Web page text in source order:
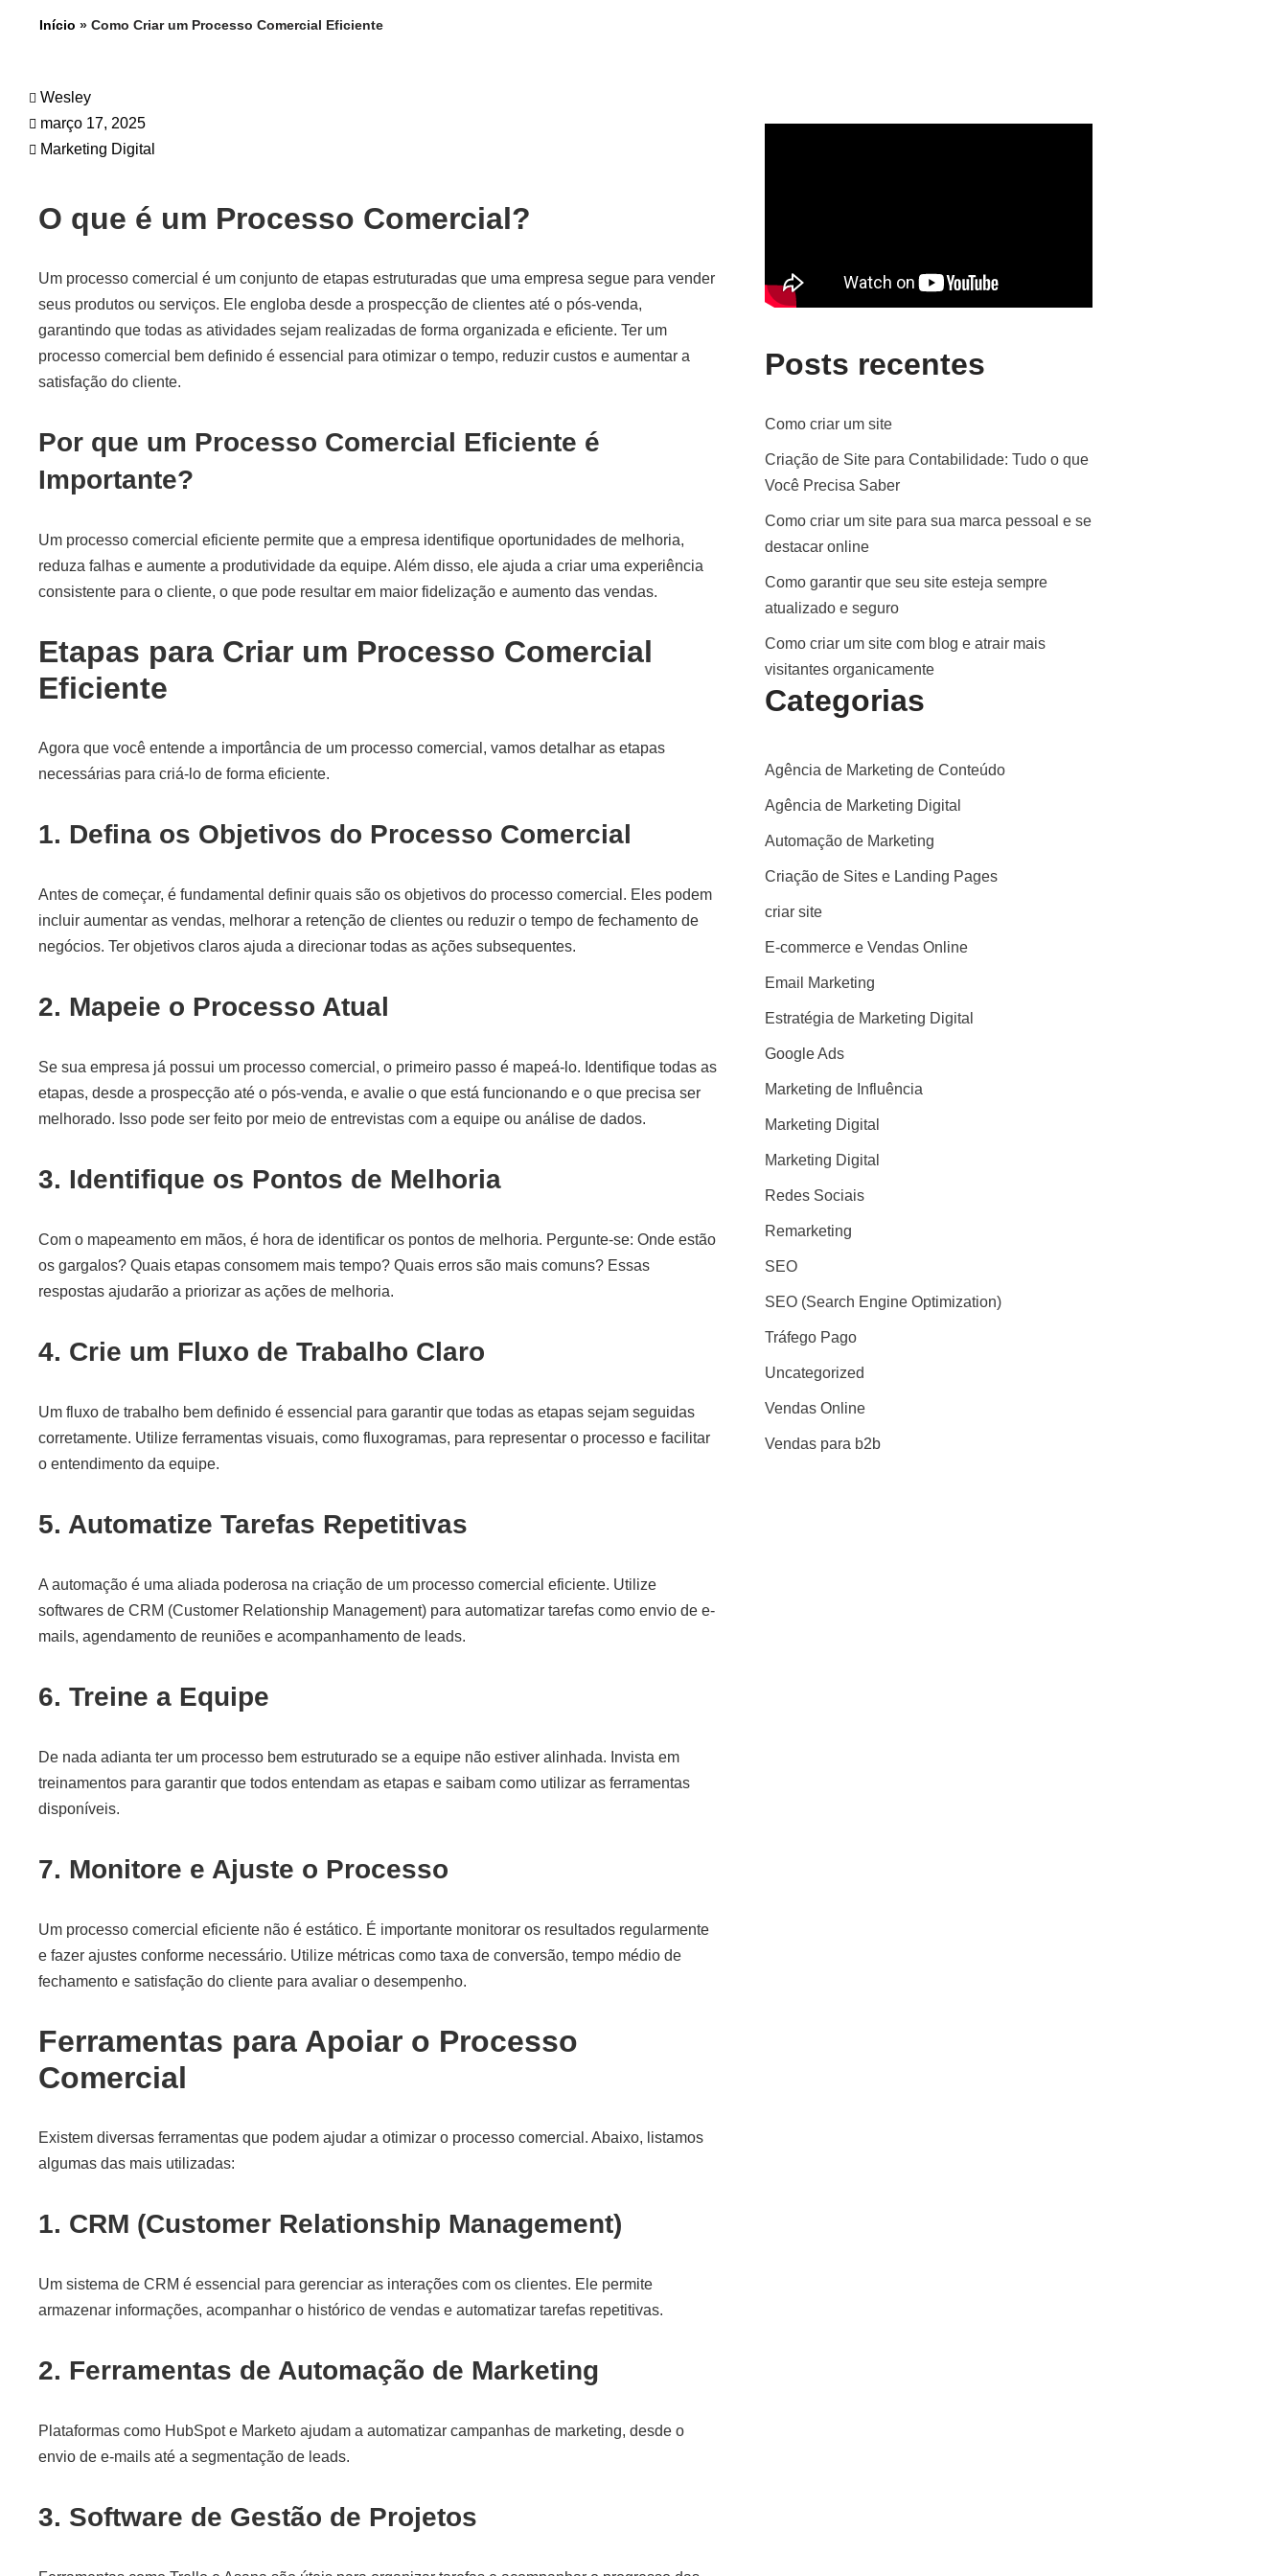
Início » Como Criar um Processo Comercial Eficiente
Wesley
março 17, 2025
Marketing Digital
O que é um Processo Comercial?
Um processo comercial é um conjunto de etapas estruturadas que uma empresa segue para vender
seus produtos ou serviços. Ele engloba desde a prospecção de clientes até o pós-venda,
garantindo que todas as atividades sejam realizadas de forma organizada e eficiente. Ter um
processo comercial bem definido é essencial para otimizar o tempo, reduzir custos e aumentar a
satisfação do cliente.
Por que um Processo Comercial Eficiente é
Importante?
Um processo comercial eficiente permite que a empresa identifique oportunidades de melhoria,
reduza falhas e aumente a produtividade da equipe. Além disso, ele ajuda a criar uma experiência
consistente para o cliente, o que pode resultar em maior fidelização e aumento das vendas.
Etapas para Criar um Processo Comercial
Eficiente
Agora que você entende a importância de um processo comercial, vamos detalhar as etapas
necessárias para criá-lo de forma eficiente.
1. Defina os Objetivos do Processo Comercial
Antes de começar, é fundamental definir quais são os objetivos do processo comercial. Eles podem
incluir aumentar as vendas, melhorar a retenção de clientes ou reduzir o tempo de fechamento de
negócios. Ter objetivos claros ajuda a direcionar todas as ações subsequentes.
2. Mapeie o Processo Atual
Se sua empresa já possui um processo comercial, o primeiro passo é mapeá-lo. Identifique todas as
etapas, desde a prospecção até o pós-venda, e avalie o que está funcionando e o que precisa ser
melhorado. Isso pode ser feito por meio de entrevistas com a equipe ou análise de dados.
3. Identifique os Pontos de Melhoria
Com o mapeamento em mãos, é hora de identificar os pontos de melhoria. Pergunte-se: Onde estão
os gargalos? Quais etapas consomem mais tempo? Quais erros são mais comuns? Essas
respostas ajudarão a priorizar as ações de melhoria.
4. Crie um Fluxo de Trabalho Claro
Um fluxo de trabalho bem definido é essencial para garantir que todas as etapas sejam seguidas
corretamente. Utilize ferramentas visuais, como fluxogramas, para representar o processo e facilitar
o entendimento da equipe.
5. Automatize Tarefas Repetitivas
A automação é uma aliada poderosa na criação de um processo comercial eficiente. Utilize
softwares de CRM (Customer Relationship Management) para automatizar tarefas como envio de e-
mails, agendamento de reuniões e acompanhamento de leads.
6. Treine a Equipe
De nada adianta ter um processo bem estruturado se a equipe não estiver alinhada. Invista em
treinamentos para garantir que todos entendam as etapas e saibam como utilizar as ferramentas
disponíveis.
7. Monitore e Ajuste o Processo
Um processo comercial eficiente não é estático. É importante monitorar os resultados regularmente
e fazer ajustes conforme necessário. Utilize métricas como taxa de conversão, tempo médio de
fechamento e satisfação do cliente para avaliar o desempenho.
Ferramentas para Apoiar o Processo
Comercial
Existem diversas ferramentas que podem ajudar a otimizar o processo comercial. Abaixo, listamos
algumas das mais utilizadas:
1. CRM (Customer Relationship Management)
Um sistema de CRM é essencial para gerenciar as interações com os clientes. Ele permite
armazenar informações, acompanhar o histórico de vendas e automatizar tarefas repetitivas.
2. Ferramentas de Automação de Marketing
Plataformas como HubSpot e Marketo ajudam a automatizar campanhas de marketing, desde o
envio de e-mails até a segmentação de leads.
3. Software de Gestão de Projetos
Posts recentes
Como criar um site
Criação de Site para Contabilidade: Tudo o que
Você Precisa Saber
Como criar um site para sua marca pessoal e se
destacar online
Como garantir que seu site esteja sempre
atualizado e seguro
Como criar um site com blog e atrair mais
visitantes organicamente
Categorias
Agência de Marketing de Conteúdo
Agência de Marketing Digital
Automação de Marketing
Criação de Sites e Landing Pages
criar site
E-commerce e Vendas Online
Email Marketing
Estratégia de Marketing Digital
Google Ads
Marketing de Influência
Marketing Digital
Marketing Digital
Redes Sociais
Remarketing
SEO
SEO (Search Engine Optimization)
Tráfego Pago
Uncategorized
Vendas Online
Vendas para b2b